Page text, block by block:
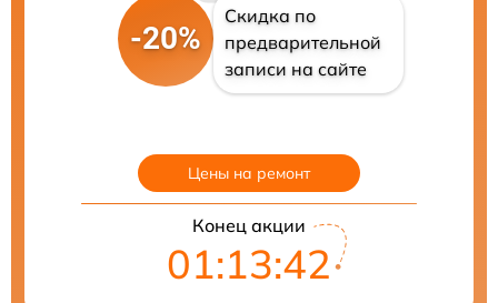
-20%
Скидка по
предварительной
записи на сайте
Цены на ремонт
Конец акции
01:13:41